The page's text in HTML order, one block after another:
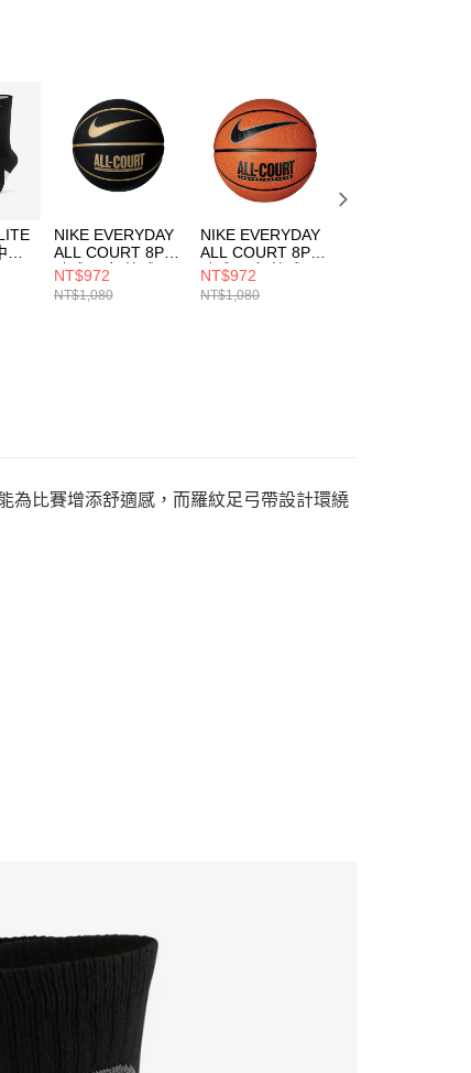
行身份認證。
冊多個帳號或使用他人資訊註冊。若發現惡意使用之情
份有限公司將有權停止該用戶之使用額度並採取法律行
NIKE EVERYDAY
ALL COURT 8P 7
號球 男女 籃球
N100436907007
NT$972
NT$1,080
NIKE EVERYDAY
ALL COURT 8P 7
號球 男女 籃球
N100436985507
NT$972
NT$1,080
為比賽增添舒適感，而羅紋足弓帶設計環繞